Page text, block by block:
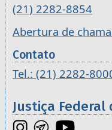
(21) 2282-8854
Abertura de
Contato
Tel.: (21) 2282-
Justiça Federal